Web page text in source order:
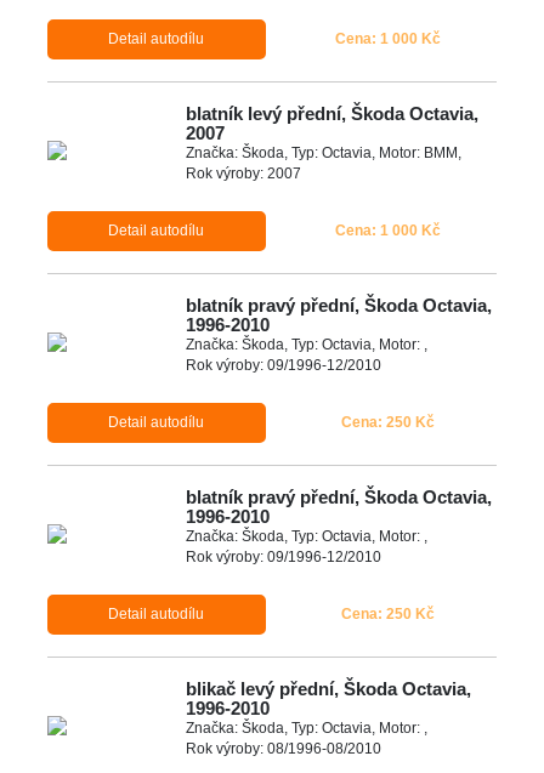
Detail autodílu Cena: 1 000 Kč
blatník levý přední, Škoda Octavia,
2007
Značka: Škoda, Typ: Octavia, Motor: BMM,
Rok výroby: 2007
Detail autodílu Cena: 1 000 Kč
blatník pravý přední, Škoda Octavia,
1996-2010
Značka: Škoda, Typ: Octavia, Motor: ,
Rok výroby: 09/1996-12/2010
Detail autodílu Cena: 250 Kč
blatník pravý přední, Škoda Octavia,
1996-2010
Značka: Škoda, Typ: Octavia, Motor: ,
Rok výroby: 09/1996-12/2010
Detail autodílu Cena: 250 Kč
blikač levý přední, Škoda Octavia,
1996-2010
Značka: Škoda, Typ: Octavia, Motor: ,
Rok výroby: 08/1996-08/2010